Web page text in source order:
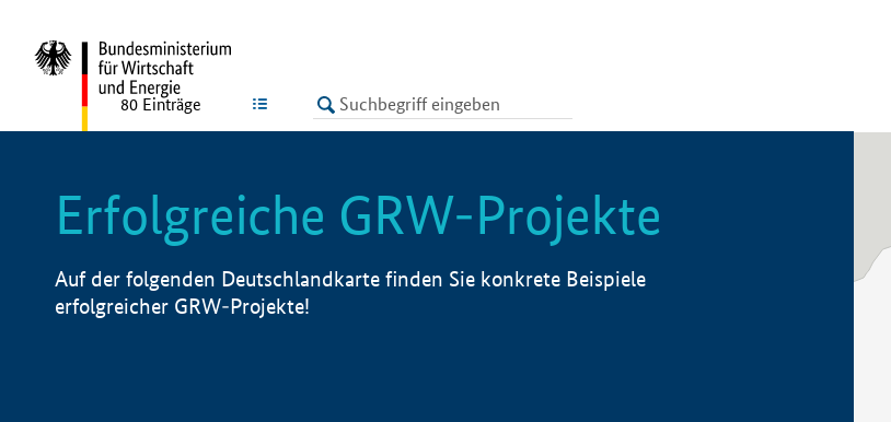
LISTE
80 Einträge
Erfolgreiche GRW-Projekte
Auf der folgenden Deutschlandkarte finden Sie konkrete Beispiele
erfolgreicher GRW-Projekte!